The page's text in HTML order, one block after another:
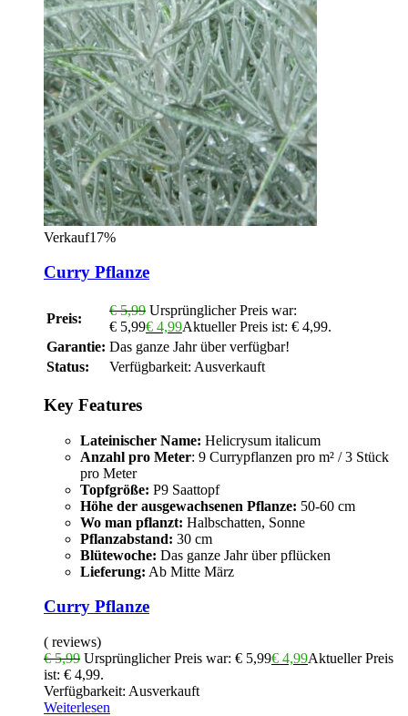
Verkauf17%
Curry Pflanze
Preis:
€5,99 Ursprünglicher Preis war:
€ 5,99€ 4,99Aktueller Preis ist: € 4,99.
Garantie: Das ganze Jahr über verfügbar!
Status:
Verfügbarkeit: Ausverkauft
Key Features
Lateinischer Name: Helicrysum italicum
Anzahl pro Meter: 9 Currypflanzen pro m² / 3 Stück
pro Meter
Topfgröße: P9 Saattopf
Höhe der ausgewachsenen Pflanze: 50-60 cm
Wo man pflanzt: Halbschatten, Sonne
Pflanzabstand: 30 cm
Blütewoche: Das ganze Jahr über pflücken
Lieferung: Ab Mitte März
Curry Pflanze
( reviews)
€5,99 Ursprünglicher Preis war: € 5,99€ 4,99Aktueller Preis
ist: € 4,99.
Verfügbarkeit: Ausverkauft
Weiterlesen